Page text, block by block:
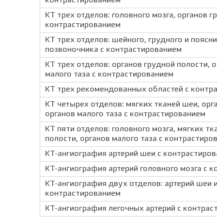
КТ трех отделов: головного мозга, органов
контрастированием
КТ трех отделов: шейного, грудного и
позвоночника с контрастированием
КТ трех отделов: органов грудной полости,
малого таза с контрастированием
КТ трех рекомендованных областей с
КТ четырех отделов: мягких тканей шеи,
органов малого таза с контрастированием
КТ пяти отделов: головного мозга, мягких
полости, органов малого таза с
КТ-ангиография артерий шеи с
КТ-ангиография артерий головного мозга с
КТ-ангиография двух отделов: артерий шеи
контрастированием
КТ-ангиография легочных артерий с